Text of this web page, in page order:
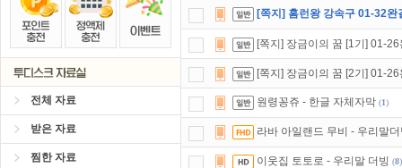
전체 자료
받은 자료
찜한 자료
[쪽지] 홈런왕 강속구 01-32
[쪽지] 장금이의 꿈 [1기] 01-
[쪽지] 장금이의 꿈 [2기] 01-
원령꽁쥬 - 한글 자체자막 (1)
라바 아일랜드 무비 - 우리말
이웃집 토토로 - 우리말 더빙 (8)